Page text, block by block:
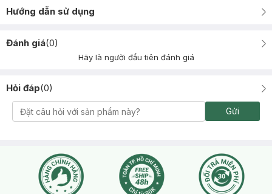
Hướng dẫn sử dụng
Đánh giá(0)
Hãy là người đầu tiên đánh giá
Hỏi đáp(0)
Gửi